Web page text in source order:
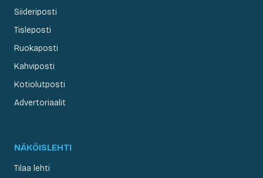
Siideriposti
Tisleposti
Ruokaposti
Kahviposti
Kotiolutposti
Advertoriaalit
NÄKÖISLEHTI
Tilaa lehti